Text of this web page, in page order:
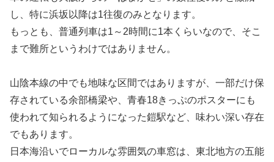
し、特に浜坂以降は1往復のみとなります。
もっとも、普通列車は1～2時間に1本くらいなので、そこ
まで難所というわけではありません。
山陰本線の中でも地味な区間ではありますが、一部だけ保
存されている余部橋梁や、青春18きっぷのポスターにも
使われて知られるようになった鎧駅など、味わい深い存在
でもあります。
日本海沿いでローカルな雰囲気の車窓は、東北地方の五能